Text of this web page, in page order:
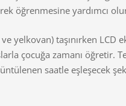
öğrenmesine yardımcı
yelkovan) taşınırken LCD
çocuğa zamanı öğretir.
saatle eşleşecek